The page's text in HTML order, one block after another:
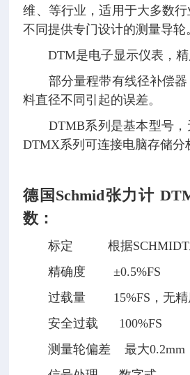
维、等行业，适用于大多数
不同提供专门设计的测量导轮
DTM是电子显示仪表，精
部分量程带有线径补偿器
料直径不同引起的误差。
DTMB系列是基本型号，
DTMX系列可连接电脑存储分
德国Schmid张力计
数：
标定 根据SCHMIDT
精确度 ±0.5%FS
过载量 15%FS，无精
安全过载 100%FS
测量轮偏差 最大0.2mm